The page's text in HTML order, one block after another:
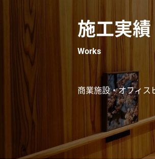
施工実績
Works
商業施設・オフィス